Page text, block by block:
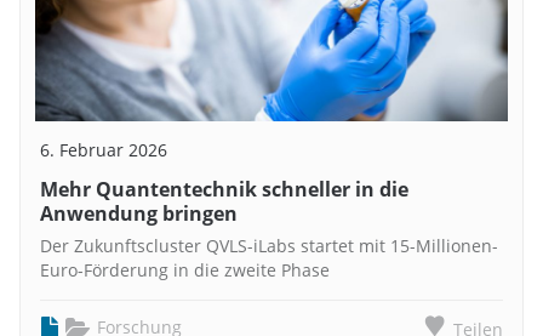
6. Februar 2026
Mehr Quantentechnik schneller in die
Anwendung bringen
Der Zukunftscluster QVLS-iLabs startet mit 15-Millionen-
Euro-Förderung in die zweite Phase
Forschung Teilen